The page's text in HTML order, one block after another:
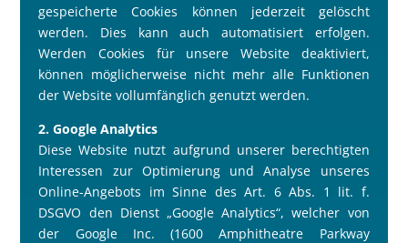
gespeicherte Cookies können jederzeit gelöscht
werden. Dies kann auch automatisiert erfolgen.
Werden Cookies für unsere Website deaktiviert,
können möglicherweise nicht mehr alle Funktionen
der Website vollumfänglich genutzt werden.
2. Google Analytics
Diese Website nutzt aufgrund unserer berechtigten
Interessen zur Optimierung und Analyse unseres
Online-Angebots im Sinne des Art. 6 Abs. 1 lit. f.
DSGVO den Dienst „Google Analytics“, welcher von
der Google Inc. (1600 Amphitheatre Parkway